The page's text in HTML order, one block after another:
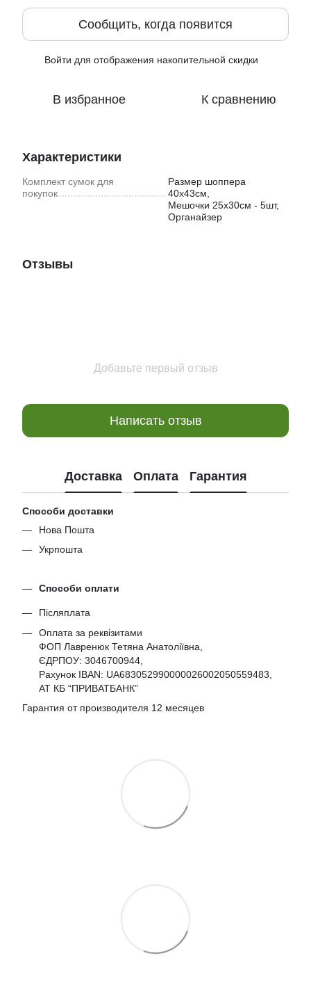
Сообщить, когда появится
Войти для отображения накопительной скидки
В избранное К сравнению
Характеристики
Комплект сумок для
покупок
Размер шоппера
40х43см,
Мешочки 25х30см - 5шт,
Органайзер
Отзывы
Добавьте первый отзыв
Написать отзыв
Доставка Оплата Гарантия
Способи доставки
Нова Пошта
Укрпошта
Способи оплати
Післяплата
Оплата за реквізитами
ФОП Лавренюк Тетяна Анатоліївна,
ЄДРПОУ: 3046700944
Рахунок IBAN: UA683052990000026002050559483,
АТ КБ “ПРИВАТБАНК”
Гарантия от производителя 12 месяцев